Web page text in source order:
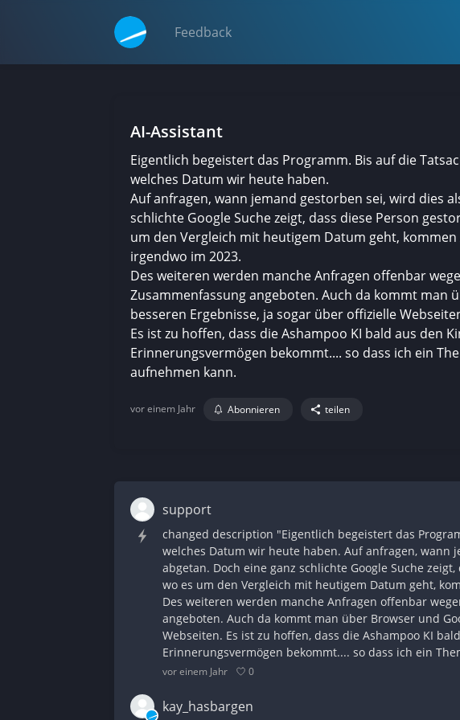
Feedback
AI-Assistant
Eigentlich begeistert das Programm. Bis auf die
welches Datum wir heute haben.
Auf anfragen, wann jemand gestorben sei, wird dies
schlichte Google Suche zeigt, dass diese Person
um den Vergleich mit heutigem Datum geht,
irgendwo im 2023.
Des weiteren werden manche Anfragen offenbar
Zusammenfassung angeboten. Auch da kommt man
besseren Ergebnisse, ja sogar über offizielle
Es ist zu hoffen, dass die Ashampoo KI bald aus den
Erinnerungsvermögen bekommt.... so dass ich ein
aufnehmen kann.
vor einem Jahr Abonnieren teilen
support
changed description "Eigentlich begeistert das
welches Datum wir heute haben. Auf anfragen, wann
abgetan. Doch eine ganz schlichte Google Suche
wo es um den Vergleich mit heutigem Datum geht,
Des weiteren werden manche Anfragen offenbar
angeboten. Auch da kommt man über Browser und
Webseiten. Es ist zu hoffen, dass die Ashampoo KI
Erinnerungsvermögen bekommt.... so dass ich ein
vor einem Jahr 0
kay_hasbargen